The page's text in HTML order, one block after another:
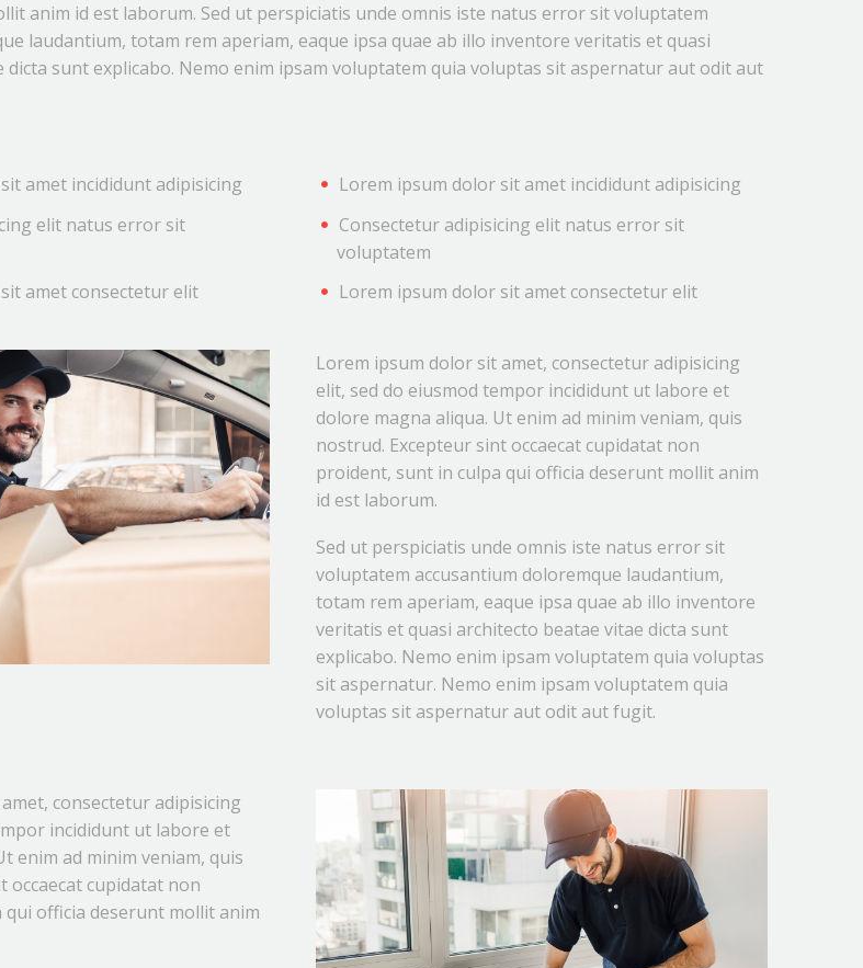
anim id est laborum. Sed ut perspiciatis unde omnis iste natus error sit voluptatem
laudantium, totam rem aperiam, eaque ipsa quae ab illo inventore veritatis et quasi
dicta sunt explicabo. Nemo enim ipsam voluptatem quia voluptas sit aspernatur aut odit aut
amet incididunt adipisicing
elit natus error sit
amet consectetur elit
Lorem ipsum dolor sit amet incididunt adipisicing
Consectetur adipisicing elit natus error sit
voluptatem
Lorem ipsum dolor sit amet consectetur elit
Lorem ipsum dolor sit amet, consectetur adipisicing
elit, sed do eiusmod tempor incididunt ut labore et
dolore magna aliqua. Ut enim ad minim veniam, quis
nostrud. Excepteur sint occaecat cupidatat non
proident, sunt in culpa qui officia deserunt mollit anim
id est laborum.
Sed ut perspiciatis unde omnis iste natus error sit
voluptatem accusantium doloremque laudantium,
totam rem aperiam, eaque ipsa quae ab illo inventore
veritatis et quasi architecto beatae vitae dicta sunt
explicabo. Nemo enim ipsam voluptatem quia voluptas
sit aspernatur. Nemo enim ipsam voluptatem quia
voluptas sit aspernatur aut odit aut fugit.
consectetur adipisicing
incididunt ut labore et
enim ad minim veniam, quis
occaecat cupidatat non
officia deserunt mollit anim